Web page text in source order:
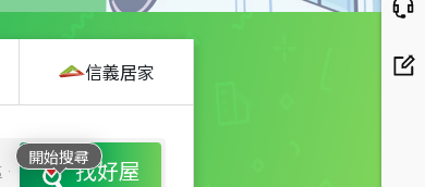
信義居家
開始搜尋
找好屋